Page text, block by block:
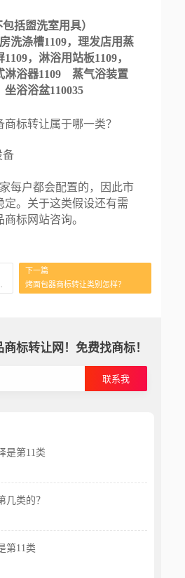
括盥洗室用具）
洗涤槽1109，理发店用蒸
，淋浴用站板1109，
淋浴器1109 蒸气浴装置
坐浴浴盆110035
备
每户都会配置的，因此市
定。关于这类假设还有需
标网站咨询。
下一篇
烤面包器商标转让类别怎样？
标转让网！免费找商标！
联系我
是第11类
几类的？
第11类